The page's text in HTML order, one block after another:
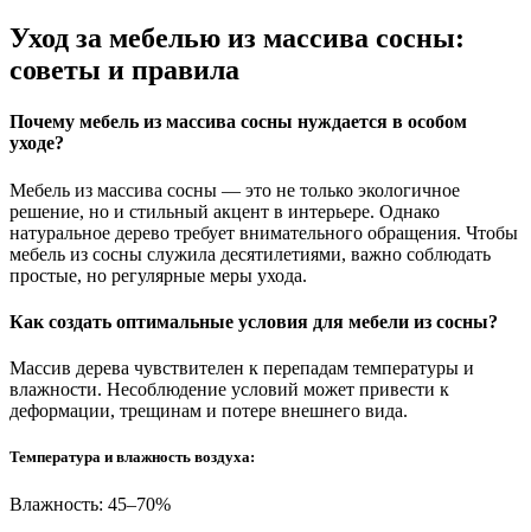
Уход за мебелью из массива сосны:
советы и правила
Почему мебель из массива сосны нуждается в особом
уходе?
Мебель из массива сосны — это не только экологичное
решение, но и стильный акцент в интерьере. Однако
натуральное дерево требует внимательного обращения. Чтобы
мебель из сосны служила десятилетиями, важно соблюдать
простые, но регулярные меры ухода.
Как создать оптимальные условия для мебели из сосны?
Массив дерева чувствителен к перепадам температуры и
влажности. Несоблюдение условий может привести к
деформации, трещинам и потере внешнего вида.
Температура и влажность воздуха:
Влажность: 45–70%